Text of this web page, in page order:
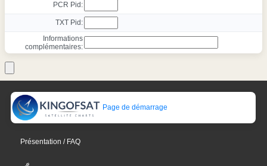
PCR Pid:
TXT Pid:
Informations
complémentaires:
Page de démarrage
Présentation / FAQ